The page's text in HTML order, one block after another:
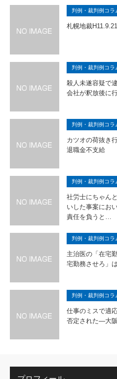
判例・裁判例コラ
札幌地裁H11.9.21
判例・裁判例コラ
殺人未遂容疑で
会社が釈放後に
判例・裁判例コラ
カツオの荷抜き
退職金不支給
判例・裁判例コラ
社労士にちゃん
いした事案にお
責任を負うと…
判例・裁判例コラ
主治医の「在宅
宅勤務させろ」
判例・裁判例コラ
仕事のミスで適
否定された―大